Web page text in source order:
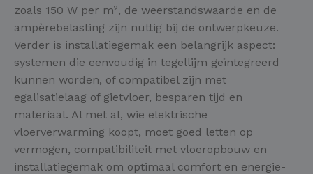
zoals 150 W per m², de weerstandswaarde en de
ampèrebelasting zijn nuttig bij de ontwerpkeuze.
Verder is installatiegemak een belangrijk aspect:
systemen die eenvoudig in tegellijm geïntegreerd
kunnen worden, of compatibel zijn met
egalisatielaag of gietvloer, besparen tijd en
materiaal. Al met al, wie elektrische
vloerverwarming koopt, moet goed letten op
vermogen, compatibiliteit met vloeropbouw en
installatiegemak om optimaal comfort en energie-